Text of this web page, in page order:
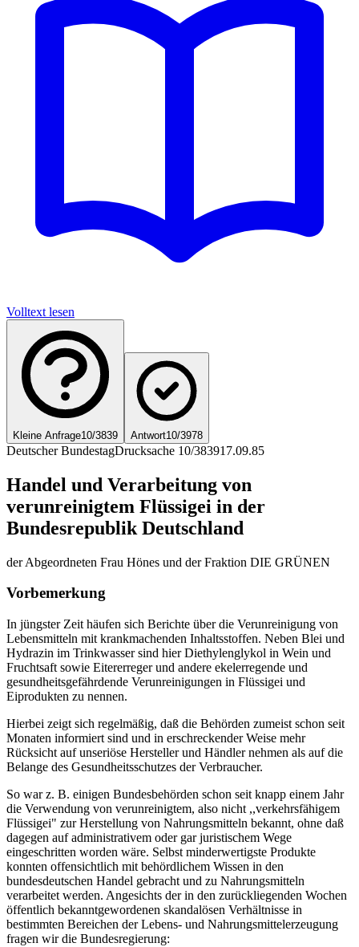
Volltext lesen
Kleine Anfrage10/3839 Antwort10/3978
Deutscher BundestagDrucksache 10/383917.09.85
Handel und Verarbeitung von
verunreinigtem Flüssigei in der
Bundesrepublik Deutschland
der Abgeordneten Frau Hönes und der Fraktion DIE GRÜNEN
Vorbemerkung
In jüngster Zeit häufen sich Berichte über die Verunreinigung von
Lebensmitteln mit krankmachenden Inhaltsstoffen. Neben Blei und
Hydrazin im Trinkwasser sind hier Diethylenglykol in Wein und
Fruchtsaft sowie Eitererreger und andere ekelerregende und
gesundheitsgefährdende Verunreinigungen in Flüssigei und
Eiprodukten zu nennen.
Hierbei zeigt sich regelmäßig, daß die Behörden zumeist schon seit
Monaten informiert sind und in erschreckender Weise mehr
Rücksicht auf unseriöse Hersteller und Händler nehmen als auf die
Belange des Gesundheitsschutzes der Verbraucher.
So war z. B. einigen Bundesbehörden schon seit knapp einem Jahr
die Verwendung von verunreinigtem, also nicht ,,verkehrsfähigem
Flüssigei" zur Herstellung von Nahrungsmitteln bekannt, ohne daß
dagegen auf administrativem oder gar juristischem Wege
eingeschritten worden wäre. Selbst minderwertigste Produkte
konnten offensichtlich mit behördlichem Wissen in den
bundesdeutschen Handel gebracht und zu Nahrungsmitteln
verarbeitet werden. Angesichts der in den zurückliegenden Wochen
öffentlich bekanntgewordenen skandalösen Verhältnisse in
bestimmten Bereichen der Lebens- und Nahrungsmittelerzeugung
fragen wir die Bundesregierung: